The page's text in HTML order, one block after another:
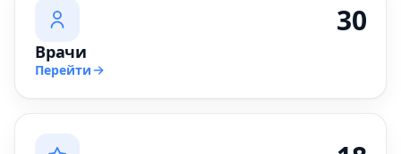
30
Врачи
Перейти